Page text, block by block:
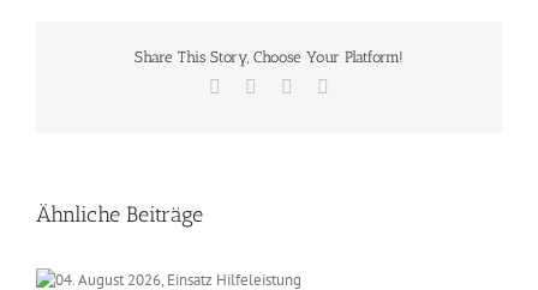
Share This Story, Choose Your Platform!
Facebook
Ähnliche Beiträge